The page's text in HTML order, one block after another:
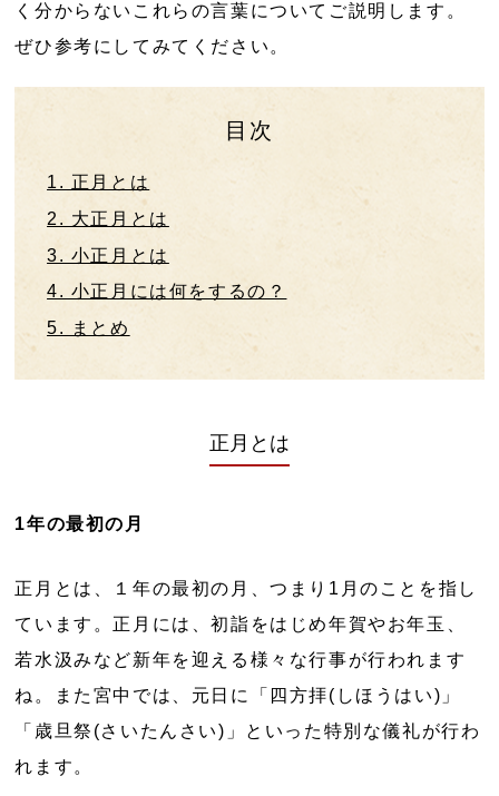
く分からないこれらの言葉についてご説明します。
ぜひ参考にしてみてください。
目次
1. 正月とは
2. 大正月とは
3. 小正月とは
4. 小正月には何をするの？
5. まとめ
正月とは
1年の最初の月
正月とは、１年の最初の月、つまり1月のことを指し
ています。正月には、初詣をはじめ年賀やお年玉、
若水汲みなど新年を迎える様々な行事が行われます
ね。また宮中では、元日に「四方拝(しほうはい)」
「歳旦祭(さいたんさい)」といった特別な儀礼が行わ
れます。